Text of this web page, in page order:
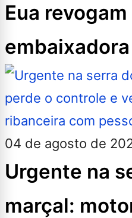
Eua
04 de agosto de
Urgente na
marçal: